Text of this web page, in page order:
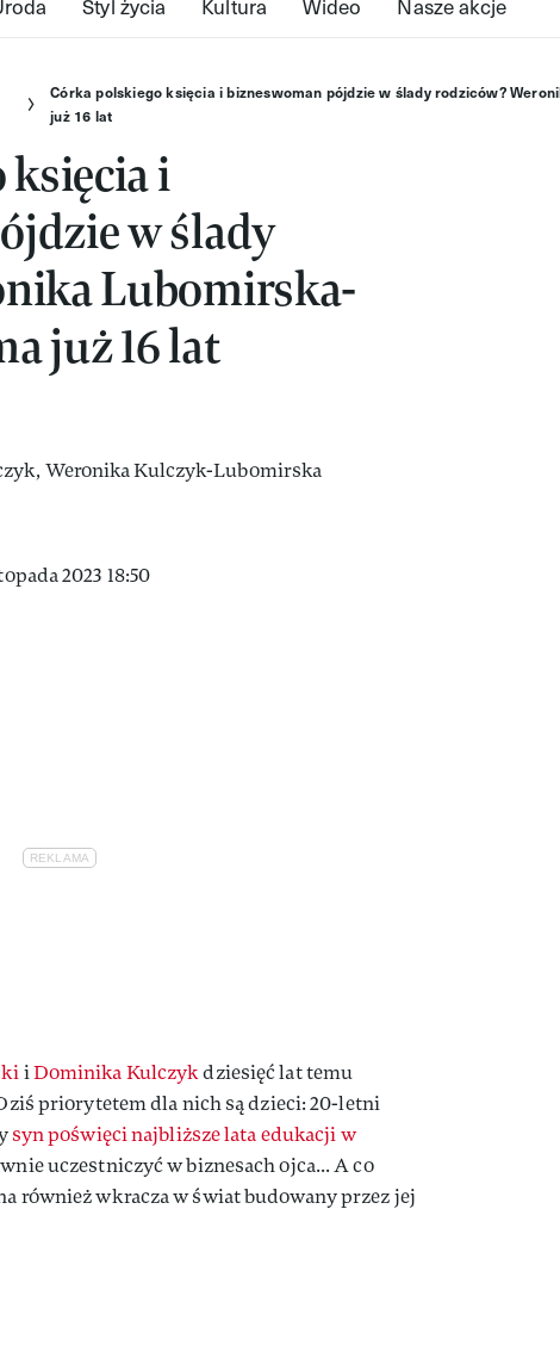
Córka polskiego księcia i bizneswoman pójdzie w ślady rodziców?
już 16 lat
księcia i
w ślady
Lubomirska-
już 16 lat
2023 18:50
iDominika Kulczykdziesięć lat temu
priorytetem dla nich są dzieci: 20-letni
syn poświęci najbliższe lata edukacji w
uczestniczyć w biznesach ojca... A co
również wkracza w świat budowany przez jej